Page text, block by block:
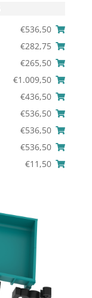
€536,50
€282,75
€265,50
€1.009,50
€436,50
€536,50
€536,50
€536,50
€11,50